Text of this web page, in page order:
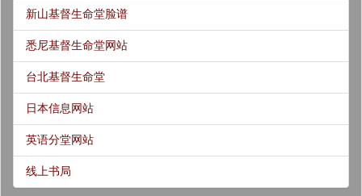
新山基督生命堂脸谱
悉尼基督生命堂网站
台北基督生命堂
日本信息网站
英语分堂网站
线上书局